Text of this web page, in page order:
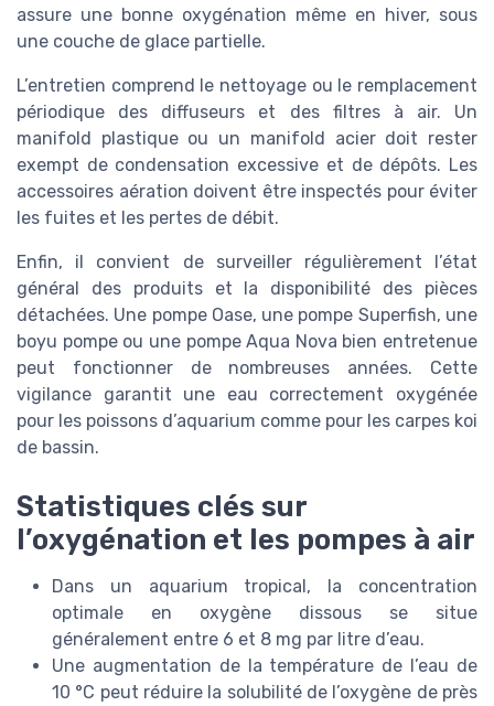
assure une bonne oxygénation même en hiver, sous
une couche de glace partielle.
L’entretien comprend le nettoyage ou le remplacement
périodique des diffuseurs et des filtres à air. Un
manifold plastique ou un manifold acier doit rester
exempt de condensation excessive et de dépôts. Les
accessoires aération doivent être inspectés pour éviter
les fuites et les pertes de débit.
Enfin, il convient de surveiller régulièrement l’état
général des produits et la disponibilité des pièces
détachées. Une pompe Oase, une pompe Superfish, une
boyu pompe ou une pompe Aqua Nova bien entretenue
peut fonctionner de nombreuses années. Cette
vigilance garantit une eau correctement oxygénée
pour les poissons d’aquarium comme pour les carpes koi
de bassin.
Statistiques clés sur
l’oxygénation et les pompes à air
Dans un aquarium tropical, la concentration
optimale en oxygène dissous se situe
généralement entre 6 et 8 mg par litre d’eau.
Une augmentation de la température de l’eau de
10 °C peut réduire la solubilité de l’oxygène de près